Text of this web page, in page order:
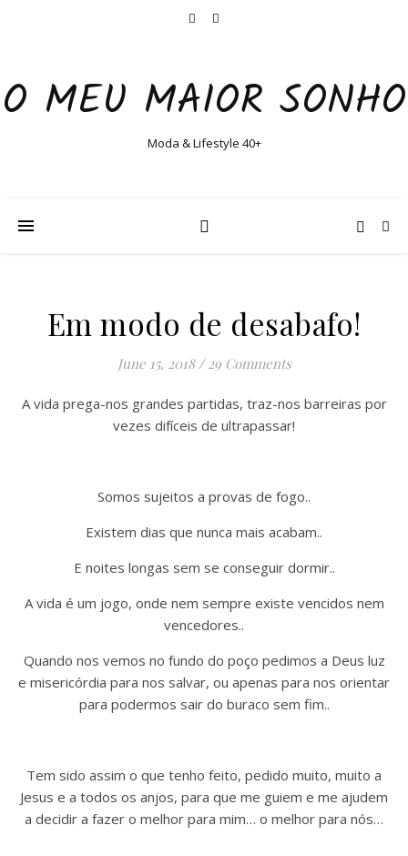
O MEU MAIOR SONHO
Moda & Lifestyle 40+
Em modo de desabafo!
June 15, 2018 / 29 Comments
A vida prega-nos grandes partidas, traz-nos barreiras por
vezes difíceis de ultrapassar!
Somos sujeitos a provas de fogo..
Existem dias que nunca mais acabam..
E noites longas sem se conseguir dormir..
A vida é um jogo, onde nem sempre existe vencidos nem
vencedores..
Quando nos vemos no fundo do poço pedimos a Deus luz
e misericórdia para nos salvar, ou apenas para nos orientar
para podermos sair do buraco sem fim..
Tem sido assim o que tenho feito, pedido muito, muito a
Jesus e a todos os anjos, para que me guiem e me ajudem
a decidir a fazer o melhor para mim… o melhor para nós…